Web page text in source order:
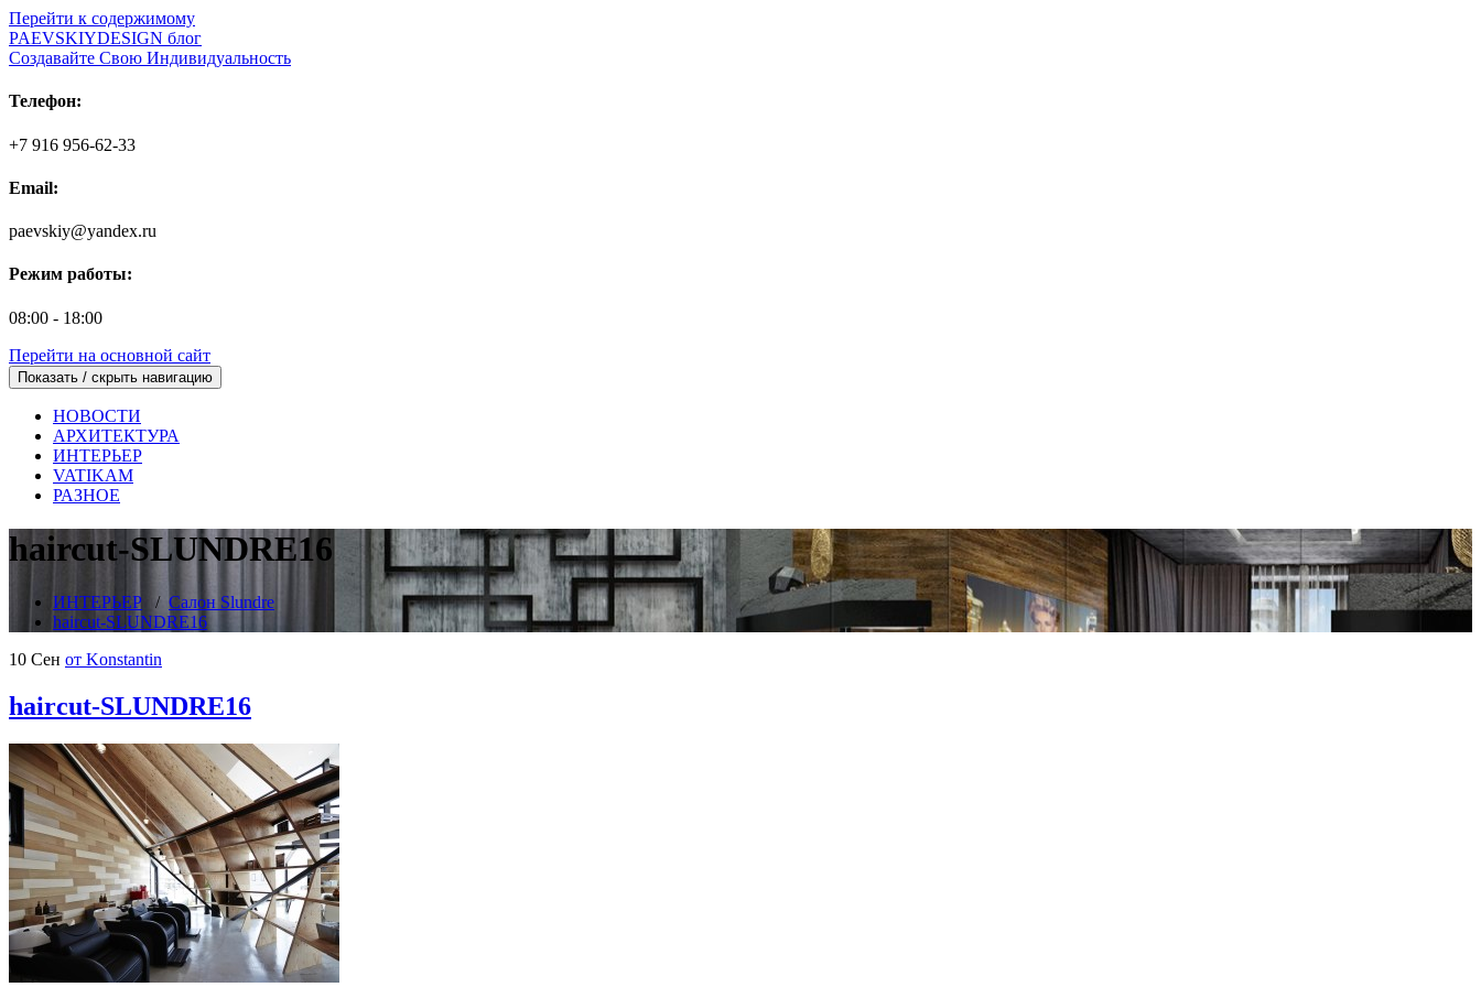
Перейти к содержимому
PAEVSKIYDESIGN блог
Создавайте Свою Индивидуальность
Телефон:
+7 916 956-62-33
Email:
paevskiy@yandex.ru
Режим работы:
08:00 - 18:00
Перейти на основной сайт
Показать / скрыть навигацию
НОВОСТИ
АРХИТЕКТУРА
ИНТЕРЬЕР
VATIKAM
РАЗНОЕ
haircut-SLUNDRE16
ИНТЕРЬЕР / Салон Slundre
haircut-SLUNDRE16
10 Сен от Konstantin
haircut-SLUNDRE16